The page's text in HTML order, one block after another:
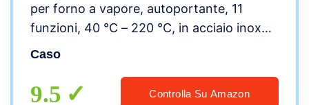
per forno a vapore, autoportante, 11
funzioni, 40 °C – 220 °C, in acciaio inox
25 l, serbatoio dell’acqua da 1,2 l, con 2
Caso
9.5 Controlla Su Amazon